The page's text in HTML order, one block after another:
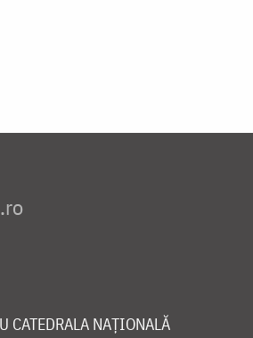
CATEDRALA NAȚIONALĂ